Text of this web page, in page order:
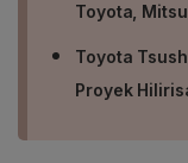
Toyota,
Toyota
Proyek